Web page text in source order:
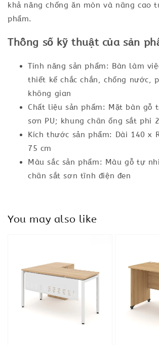
khả năng chống ăn mòn và nâng cao
phẩm.
Thông số kỹ thuật của sản
Tính năng sản phẩm: Bàn làm
thiết kế chắc chắn, chống nước,
không gian
Chất liệu sản phẩm: Mặt bàn gỗ
sơn PU; khung chân ống sắt phi
Kích thước sản phẩm: Dài 140 x
75 cm
Màu sắc sản phẩm: Màu gỗ tự
chân sắt sơn tĩnh điện đen
You may also like